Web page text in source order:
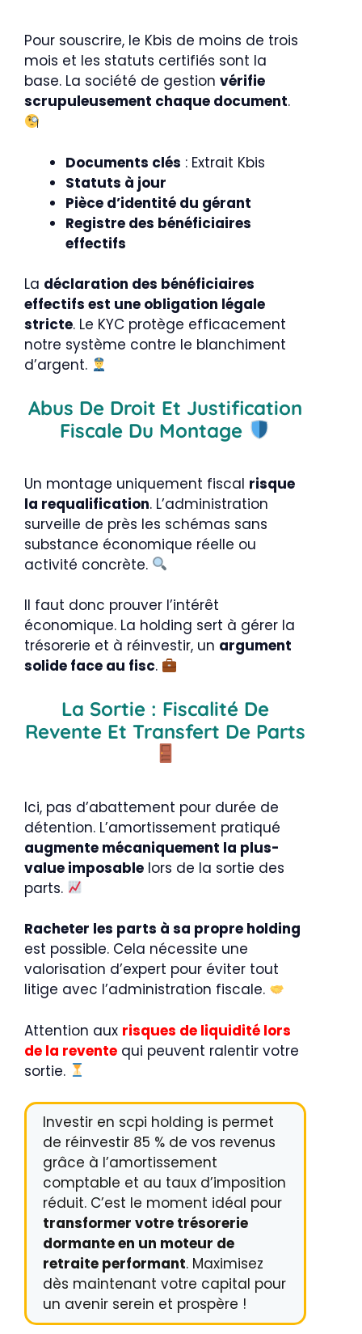
Pour souscrire, le Kbis de moins de trois
mois et les statuts certifiés sont la
base. La société de gestion vérifie
scrupuleusement chaque document.
Documents clés : Extrait Kbis
Statuts à jour
Pièce d’identité du gérant
Registre des bénéficiaires
effectifs
La déclaration des bénéficiaires
effectifs est une obligation légale
stricte. Le KYC protège efficacement
notre système contre le blanchiment
d’argent.
Abus De Droit Et Justification
Fiscale Du Montage
Un montage uniquement fiscal risque
la requalification. L’administration
surveille de près les schémas sans
substance économique réelle ou
activité concrète.
Il faut donc prouver l’intérêt
économique. La holding sert à gérer la
trésorerie et à réinvestir, un argument
solide face au fisc.
La Sortie : Fiscalité De
Revente Et Transfert De Parts
Ici, pas d’abattement pour durée de
détention. L’amortissement pratiqué
augmente mécaniquement la plus-
value imposable lors de la sortie des
parts.
Racheter les parts à sa propre holding
est possible. Cela nécessite une
valorisation d’expert pour éviter tout
litige avec l’administration fiscale.
Attention aux risques de liquidité lors
de la revente qui peuvent ralentir votre
sortie.
Investir en scpi holding is permet
de réinvestir 85 % de vos revenus
grâce à l’amortissement
comptable et au taux d’imposition
réduit. C’est le moment idéal pour
transformer votre trésorerie
dormante en un moteur de
retraite performant. Maximisez
dès maintenant votre capital pour
un avenir serein et prospère !